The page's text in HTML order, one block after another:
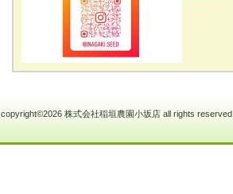
copyright©2026 株式会社稲垣農園小坂店 all rights reserved.